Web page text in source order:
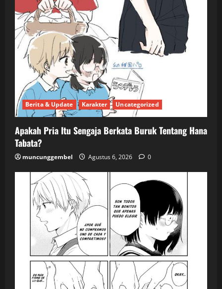
Berita & Update Karakter Uncategorized
Apakah Pria Itu Sengaja Berkata Buruk Tentang Hana
Tabata?
muncunggembel Agustus 6, 2026 0